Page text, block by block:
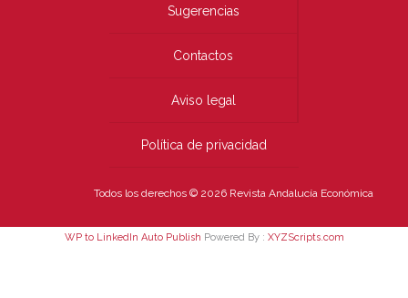
Sugerencias
Contactos
Aviso legal
Política de privacidad
Todos los derechos © 2026 Revista Andalucía Económica
WP to LinkedIn Auto Publish Powered By : XYZScripts.com